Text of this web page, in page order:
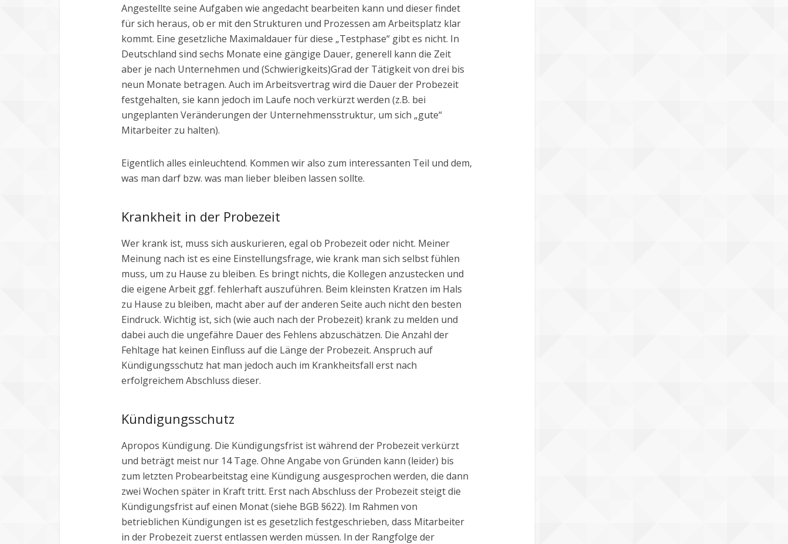
Angestellte seine Aufgaben wie angedacht bearbeiten kann und dieser findet
für sich heraus, ob er mit den Strukturen und Prozessen am Arbeitsplatz klar
kommt. Eine gesetzliche Maximaldauer für diese „Testphase“ gibt es nicht. In
Deutschland sind sechs Monate eine gängige Dauer, generell kann die Zeit
aber je nach Unternehmen und (Schwierigkeits)Grad der Tätigkeit von drei bis
neun Monate betragen. Auch im Arbeitsvertrag wird die Dauer der Probezeit
festgehalten, sie kann jedoch im Laufe noch verkürzt werden (z.B. bei
ungeplanten Veränderungen der Unternehmensstruktur, um sich „gute“
Mitarbeiter zu halten).
Eigentlich alles einleuchtend. Kommen wir also zum interessanten Teil und dem,
was man darf bzw. was man lieber bleiben lassen sollte.
Krankheit in der Probezeit
Wer krank ist, muss sich auskurieren, egal ob Probezeit oder nicht. Meiner
Meinung nach ist es eine Einstellungsfrage, wie krank man sich selbst fühlen
muss, um zu Hause zu bleiben. Es bringt nichts, die Kollegen anzustecken und
die eigene Arbeit ggf. fehlerhaft auszuführen. Beim kleinsten Kratzen im Hals
zu Hause zu bleiben, macht aber auf der anderen Seite auch nicht den besten
Eindruck. Wichtig ist, sich (wie auch nach der Probezeit) krank zu melden und
dabei auch die ungefähre Dauer des Fehlens abzuschätzen. Die Anzahl der
Fehltage hat keinen Einfluss auf die Länge der Probezeit. Anspruch auf
Kündigungsschutz hat man jedoch auch im Krankheitsfall erst nach
erfolgreichem Abschluss dieser.
Kündigungsschutz
Apropos Kündigung. Die Kündigungsfrist ist während der Probezeit verkürzt
und beträgt meist nur 14 Tage. Ohne Angabe von Gründen kann (leider) bis
zum letzten Probearbeitstag eine Kündigung ausgesprochen werden, die dann
zwei Wochen später in Kraft tritt. Erst nach Abschluss der Probezeit steigt die
Kündigungsfrist auf einen Monat (siehe BGB §622). Im Rahmen von
betrieblichen Kündigungen ist es gesetzlich festgeschrieben, dass Mitarbeiter
in der Probezeit zuerst entlassen werden müssen. In der Rangfolge der